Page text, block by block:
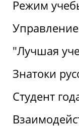
Режим
"Лучшая
Знатоки
Студент